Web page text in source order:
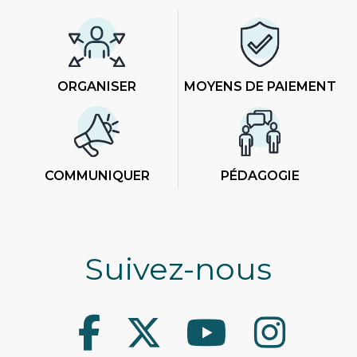
ORGANISER MOYENS DE PAIEMENT
COMMUNIQUER PÉDAGOGIE
Suivez-nous